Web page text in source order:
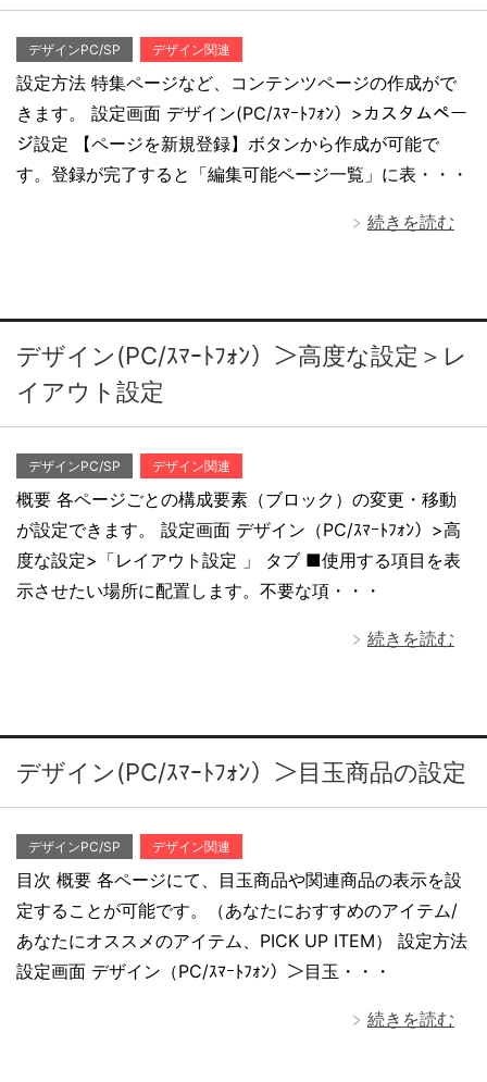
デザインPC/SP デザイン関連
設定方法 特集ページなど、コンテンツページの作成がで
きます。 設定画面 デザイン(PC/ｽﾏｰﾄﾌｫﾝ）>カスタムペー
ジ設定 【ページを新規登録】ボタンから作成が可能で
す。登録が完了すると「編集可能ページ一覧」に表・・・
続きを読む
デザイン(PC/ｽﾏｰﾄﾌｫﾝ）＞高度な設定＞レ
イアウト設定
デザインPC/SP デザイン関連
概要 各ページごとの構成要素（ブロック）の変更・移動
が設定できます。 設定画面 デザイン（PC/ｽﾏｰﾄﾌｫﾝ）>高
度な設定>「レイアウト設定 」 タブ ■使用する項目を表
示させたい場所に配置します。不要な項・・・
続きを読む
デザイン(PC/ｽﾏｰﾄﾌｫﾝ）＞目玉商品の設定
デザインPC/SP デザイン関連
目次 概要 各ページにて、目玉商品や関連商品の表示を設
定することが可能です。（あなたにおすすめのアイテム/
あなたにオススメのアイテム、PICK UP ITEM） 設定方法
設定画面 デザイン（PC/ｽﾏｰﾄﾌｫﾝ）＞目玉・・・
続きを読む